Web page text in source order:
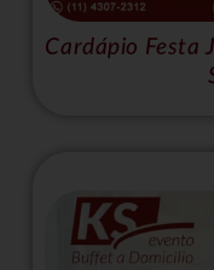
Cardápio Festa